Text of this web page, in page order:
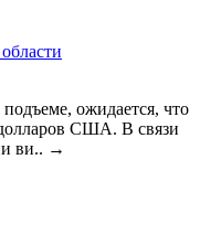
ожидается, что
США. В связи
ви.. →